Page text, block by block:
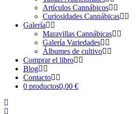
Artículos Cannábicos
Curiosidades Cannábicas
Galería
Maravillas Cannábicas
Galería Variedades
Álbumes de cultivo
Comprar el libro
Blog
Contacto
0 productos0,00 €